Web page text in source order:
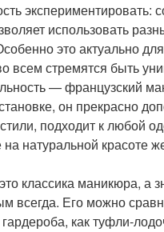
экспериментировать:
использовать
это актуально
всем стремятся быть
— французский
он прекрасно
подходит к любой
натуральной красоте
классика маникюра, а
всегда. Его можно
как туфли-